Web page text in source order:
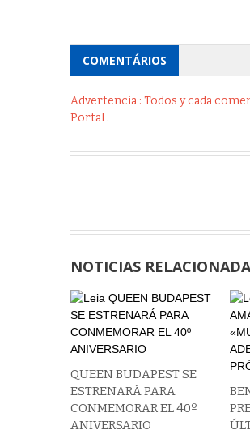
COMENTÁRIOS
Advertencia : Todos y cada
Portal .
NOTICIAS
QUEEN BUDAPEST SE
ESTRENARÁ PARA
CONMEMORAR EL 40º
ANIVERSARIO